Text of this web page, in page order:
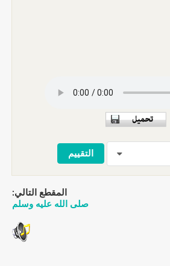
المقطع التالي:
صلى الله عليه وسلم